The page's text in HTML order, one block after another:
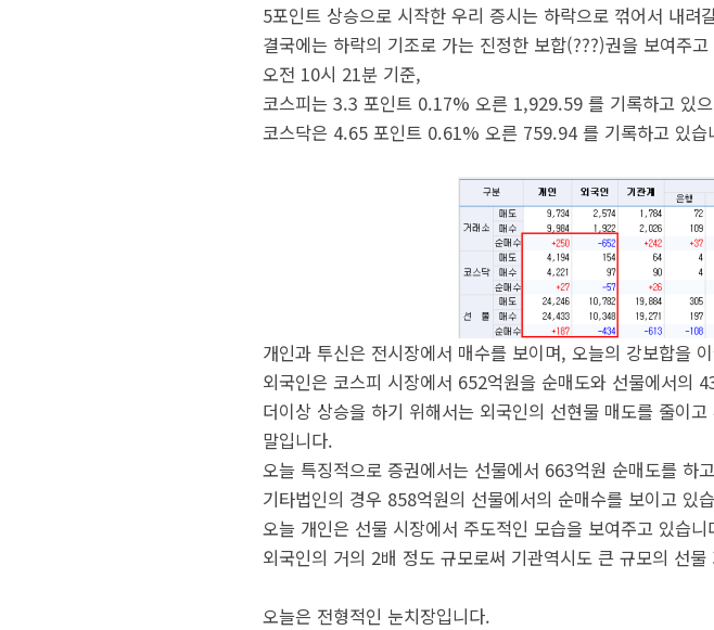
5포인트 상승으로 시작한 우리 증시는 하락으로 꺾어서 내
결국에는 하락의 기조로 가는 진정한 보합(???)권을 보여주
오전 10시 21분 기준,
코스피는 3.3 포인트 0.17% 오른 1,929.59 를 기록하고 있
코스닥은 4.65 포인트 0.61% 오른 759.94 를 기록하고 있습
개인과 투신은 전시장에서 매수를 보이며, 오늘의 강보합을
외국인은 코스피 시장에서 652억원을 순매도와 선물에서의
더이상 상승을 하기 위해서는 외국인의 선현물 매도를 줄이
말입니다.
오늘 특징적으로 증권에서는 선물에서 663억원 순매도를 하
기타법인의 경우 858억원의 선물에서의 순매수를 보이고 있
오늘 개인은 선물 시장에서 주도적인 모습을 보여주고 있습니
외국인의 거의 2배 정도 규모로써 기관역시도 큰 규모의 선
오늘은 전형적인 눈치장입니다.